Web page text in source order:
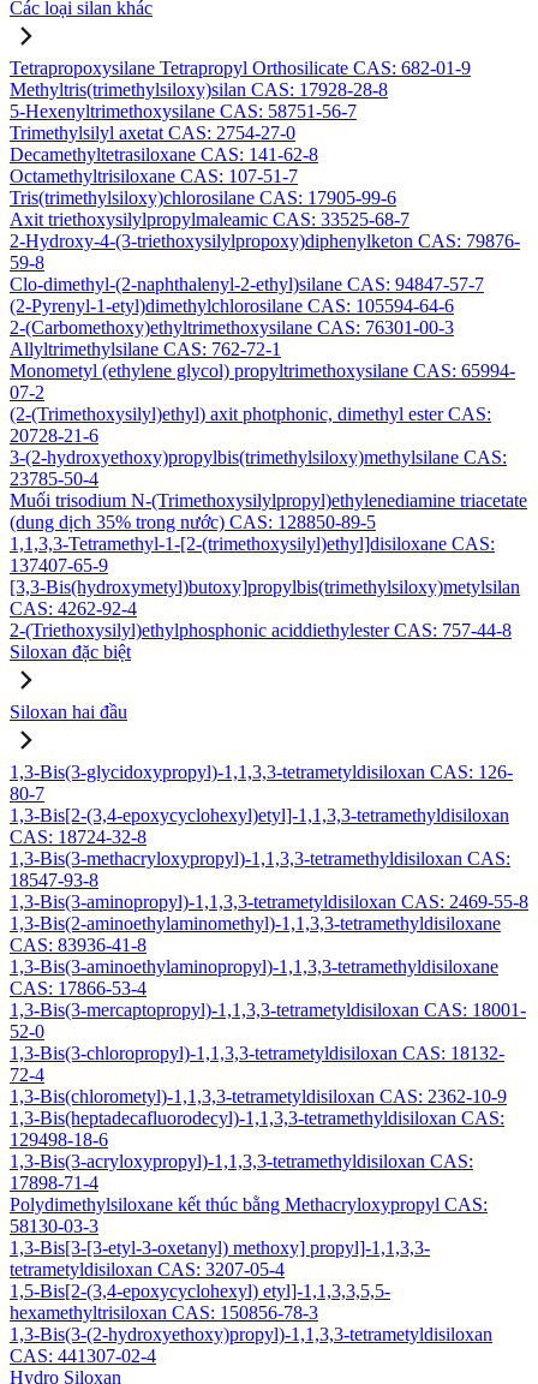
Các loại silan khác
Tetrapropoxysilane Tetrapropyl Orthosilicate CAS: 682-01-9
Methyltris(trimethylsiloxy)silan CAS: 17928-28-8
5-Hexenyltrimethoxysilane CAS: 58751-56-7
Trimethylsilyl axetat CAS: 2754-27-0
Decamethyltetrasiloxane CAS: 141-62-8
Octamethyltrisiloxane CAS: 107-51-7
Tris(trimethylsiloxy)chlorosilane CAS: 17905-99-6
Axit triethoxysilylpropylmaleamic CAS: 33525-68-7
2-Hydroxy-4-(3-triethoxysilylpropoxy)diphenylketon CAS: 79876-
59-8
Clo-dimethyl-(2-naphthalenyl-2-ethyl)silane CAS: 94847-57-7
(2-Pyrenyl-1-etyl)dimethylchlorosilane CAS: 105594-64-6
2-(Carbomethoxy)ethyltrimethoxysilane CAS: 76301-00-3
Allyltrimethylsilane CAS: 762-72-1
Monometyl (ethylene glycol) propyltrimethoxysilane CAS: 65994-
07-2
(2-(Trimethoxysilyl)ethyl) axit photphonic, dimethyl ester CAS:
20728-21-6
3-(2-hydroxyethoxy)propylbis(trimethylsiloxy)methylsilane CAS:
23785-50-4
Muối trisodium N-(Trimethoxysilylpropyl)ethylenediamine triacetate
(dung dịch 35% trong nước) CAS: 128850-89-5
1,1,3,3-Tetramethyl-1-[2-(trimethoxysilyl)ethyl]disiloxane CAS:
137407-65-9
[3,3-Bis(hydroxymetyl)butoxy]propylbis(trimethylsiloxy)metylsilan
CAS: 4262-92-4
2-(Triethoxysilyl)ethylphosphonic aciddiethylester CAS: 757-44-8
Siloxan đặc biệt
Siloxan hai đầu
1,3-Bis(3-glycidoxypropyl)-1,1,3,3-tetrametyldisiloxan CAS: 126-
80-7
1,3-Bis[2-(3,4-epoxycyclohexyl)etyl]-1,1,3,3-tetramethyldisiloxan
CAS: 18724-32-8
1,3-Bis(3-methacryloxypropyl)-1,1,3,3-tetramethyldisiloxan CAS:
18547-93-8
1,3-Bis(3-aminopropyl)-1,1,3,3-tetrametyldisiloxan CAS: 2469-55-8
1,3-Bis(2-aminoethylaminomethyl)-1,1,3,3-tetramethyldisiloxane
CAS: 83936-41-8
1,3-Bis(3-aminoethylaminopropyl)-1,1,3,3-tetramethyldisiloxane
CAS: 17866-53-4
1,3-Bis(3-mercaptopropyl)-1,1,3,3-tetrametyldisiloxan CAS: 18001-
52-0
1,3-Bis(3-chloropropyl)-1,1,3,3-tetrametyldisiloxan CAS: 18132-
72-4
1,3-Bis(chlorometyl)-1,1,3,3-tetrametyldisiloxan CAS: 2362-10-9
1,3-Bis(heptadecafluorodecyl)-1,1,3,3-tetramethyldisiloxan CAS:
129498-18-6
1,3-Bis(3-acryloxypropyl)-1,1,3,3-tetramethyldisiloxan CAS:
17898-71-4
Polydimethylsiloxane kết thúc bằng Methacryloxypropyl CAS:
58130-03-3
1,3-Bis[3-[3-etyl-3-oxetanyl) methoxy] propyl]-1,1,3,3-
tetrametyldisiloxan CAS: 3207-05-4
1,5-Bis[2-(3,4-epoxycyclohexyl) etyl]-1,1,3,3,5,5-
hexamethyltrisiloxan CAS: 150856-78-3
1,3-Bis(3-(2-hydroxyethoxy)propyl)-1,1,3,3-tetrametyldisiloxan
CAS: 441307-02-4
Hydro Siloxan